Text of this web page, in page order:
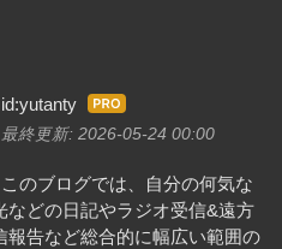
id:yutanty はて
なブ
Pro
最終更新: 2026-05-24 00:00
このブログでは、自分の何気な
などの日記やラジオ受信&遠方
報告など総合的に幅広い範囲の